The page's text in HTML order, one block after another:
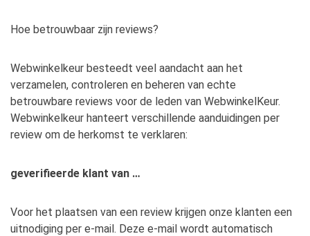
Hoe betrouwbaar zijn reviews?
Webwinkelkeur besteedt veel aandacht aan het
verzamelen, controleren en beheren van echte
betrouwbare reviews voor de leden van WebwinkelKeur.
Webwinkelkeur hanteert verschillende aanduidingen per
review om de herkomst te verklaren:
geverifieerde klant van …
Voor het plaatsen van een review krijgen onze klanten een
uitnodiging per e-mail. Deze e-mail wordt automatisch